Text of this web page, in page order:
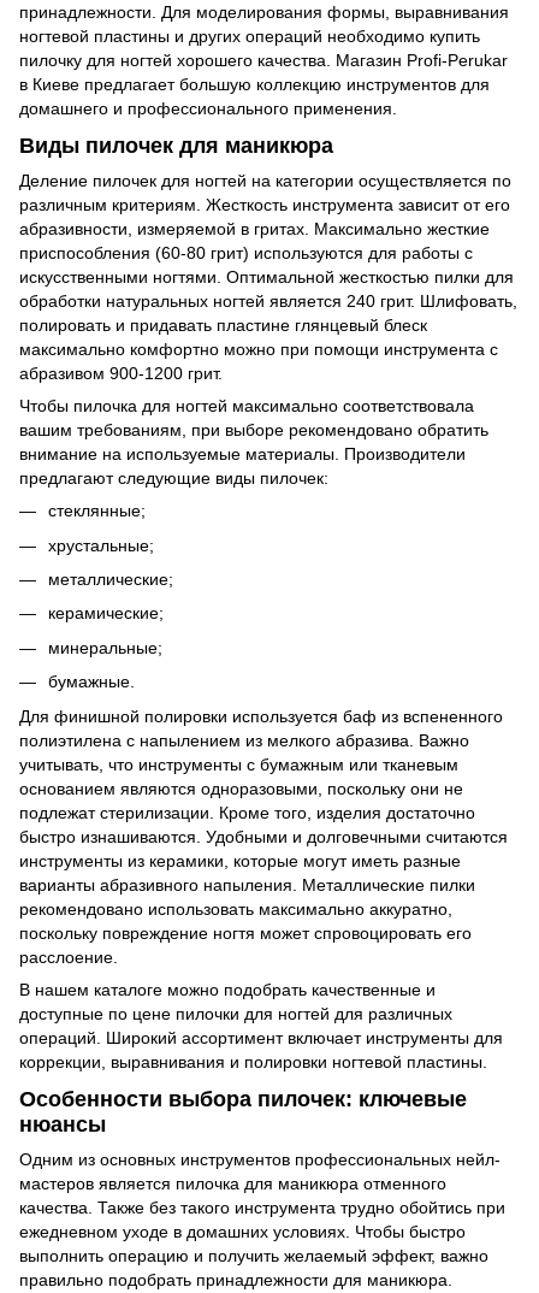
принадлежности. Для моделирования формы, выравнивания
ногтевой пластины и других операций необходимо купить
пилочку для ногтей хорошего качества. Магазин Profi-Perukar
в Киеве предлагает большую коллекцию инструментов для
домашнего и профессионального применения.
Виды пилочек для маникюра
Деление пилочек для ногтей на категории осуществляется по
различным критериям. Жесткость инструмента зависит от его
абразивности, измеряемой в гритах. Максимально жесткие
приспособления (60-80 грит) используются для работы с
искусственными ногтями. Оптимальной жесткостью пилки для
обработки натуральных ногтей является 240 грит. Шлифовать,
полировать и придавать пластине глянцевый блеск
максимально комфортно можно при помощи инструмента с
абразивом 900-1200 грит.
Чтобы пилочка для ногтей максимально соответствовала
вашим требованиям, при выборе рекомендовано обратить
внимание на используемые материалы. Производители
предлагают следующие виды пилочек:
стеклянные;
хрустальные;
металлические;
керамические;
минеральные;
бумажные.
Для финишной полировки используется баф из вспененного
полиэтилена с напылением из мелкого абразива. Важно
учитывать, что инструменты с бумажным или тканевым
основанием являются одноразовыми, поскольку они не
подлежат стерилизации. Кроме того, изделия достаточно
быстро изнашиваются. Удобными и долговечными считаются
инструменты из керамики, которые могут иметь разные
варианты абразивного напыления. Металлические пилки
рекомендовано использовать максимально аккуратно,
поскольку повреждение ногтя может спровоцировать его
расслоение.
В нашем каталоге можно подобрать качественные и
доступные по цене пилочки для ногтей для различных
операций. Широкий ассортимент включает инструменты для
коррекции, выравнивания и полировки ногтевой пластины.
Особенности выбора пилочек: ключевые
нюансы
Одним из основных инструментов профессиональных нейл-
мастеров является пилочка для маникюра отменного
качества. Также без такого инструмента трудно обойтись при
ежедневном уходе в домашних условиях. Чтобы быстро
выполнить операцию и получить желаемый эффект, важно
правильно подобрать принадлежности для маникюра.